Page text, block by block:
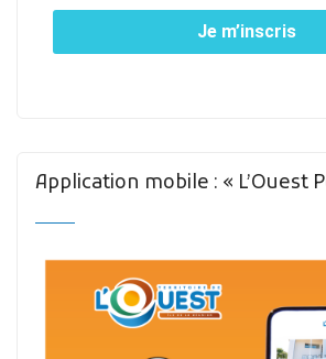
Je m’inscris
Application mobile : « L’Ouest